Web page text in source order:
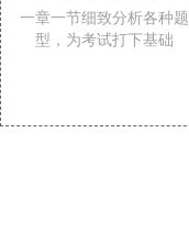
一章一节细致分析各种题
型，为考试打下基础